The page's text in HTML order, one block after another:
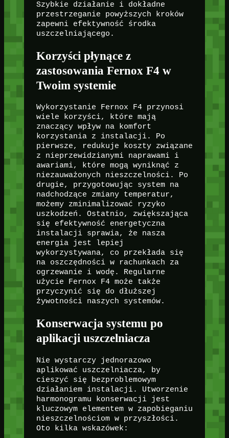
Szybkie działanie i dokładne
przestrzeganie powyższych kroków
zapewni efektywność środka
uszczelniającego.
Korzyści płynące z
zastosowania Fernox F4 w
Twoim systemie
Wykorzystanie Fernox F4 przynosi
wiele korzyści, które mają
znaczący wpływ na komfort
korzystania z instalacji. Po
pierwsze, redukuje koszty związane
z nieprzewidzianymi naprawami i
awariami, które mogą wyniknąć z
niezauważonych nieszczelności. Po
drugie, przygotowując system na
nadchodzące zmiany temperatur,
możemy zminimalizować ryzyko
uszkodzeń. Ostatnio, zwiększająca
się efektywność energetyczna
instalacji sprawia, że nasza
energia jest lepiej
wykorzystywana, co przekłada się
na oszczędności w rachunkach za
ogrzewanie i wodę. Regularne
użycie Fernox F4 może także
przyczynić się do dłuższej
żywotności naszych systemów.
Konserwacja systemu po
aplikacji uszczelniacza
Nie wystarczy jednorazowo
aplikować uszczelniacza, by
cieszyć się bezproblemowym
działaniem instalacji. Utworzenie
harmonogramu konserwacji jest
kluczowym elementem w zapobieganiu
nieszczelnościom w przyszłości.
Oto kilka wskazówek: